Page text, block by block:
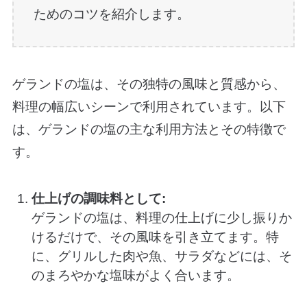
ためのコツを紹介します。
ゲランドの塩は、その独特の風味と質感から、
料理の幅広いシーンで利用されています。以下
は、ゲランドの塩の主な利用方法とその特徴で
す。
仕上げの調味料として:
ゲランドの塩は、料理の仕上げに少し振りか
けるだけで、その風味を引き立てます。特
に、グリルした肉や魚、サラダなどには、そ
のまろやかな塩味がよく合います。